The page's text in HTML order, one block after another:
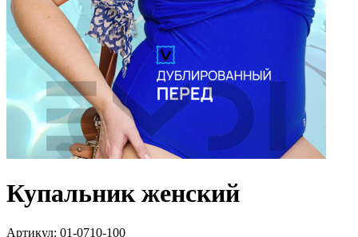
Купальник женский
Артикул: 01-0710-100